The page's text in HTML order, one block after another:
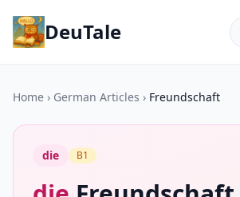
DeuTale
Home › German Articles › Freundschaft
die B1